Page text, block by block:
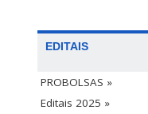
EDITAIS
PROBOLSAS »
Editais 2025 »